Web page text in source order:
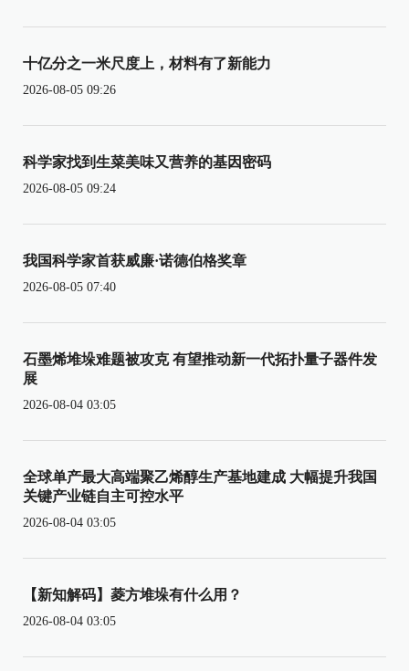
十亿分之一米尺度上，材料有了新能力
2026-08-05 09:26
科学家找到生菜美味又营养的基因密码
2026-08-05 09:24
我国科学家首获威廉·诺德伯格奖章
2026-08-05 07:40
石墨烯堆垛难题被攻克 有望推动新一代拓扑量子器件发
展
2026-08-04 03:05
全球单产最大高端聚乙烯醇生产基地建成 大幅提升我国
关键产业链自主可控水平
2026-08-04 03:05
【新知解码】菱方堆垛有什么用？
2026-08-04 03:05